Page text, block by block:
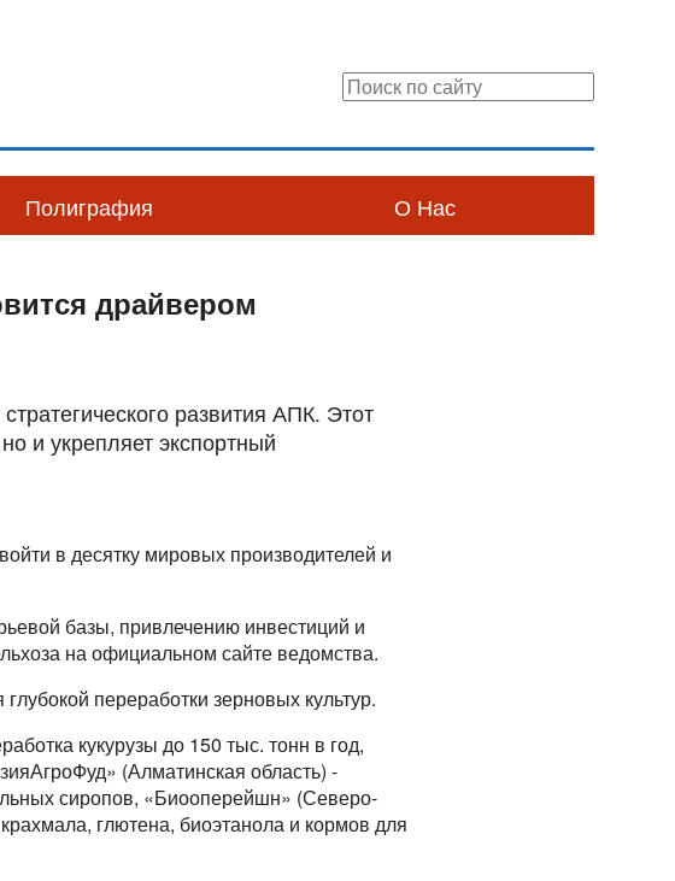
Полиграфия О Нас
драйвером
развития АПК. Этот
и укрепляет экспортный
в десятку мировых производителей и
базы, привлечению инвестиций и
на официальном сайте ведомства.
переработки зерновых культур.
кукурузы до 150 тыс. тонн в год,
(Алматинская область) -
сиропов, «Биооперейшн» (Северо-
глютена, биоэтанола и кормов для